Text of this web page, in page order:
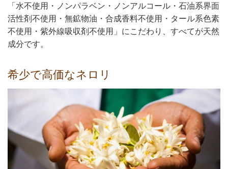
「水不使用・ノンパラベン・ノンアルコール・石油系界面
活性剤不使用・無鉱物油・合成香料不使用・タール系色素
不使用・紫外線吸収剤不使用」にこだわり、すべてが天然
成分です。
希少で高価なネロリ